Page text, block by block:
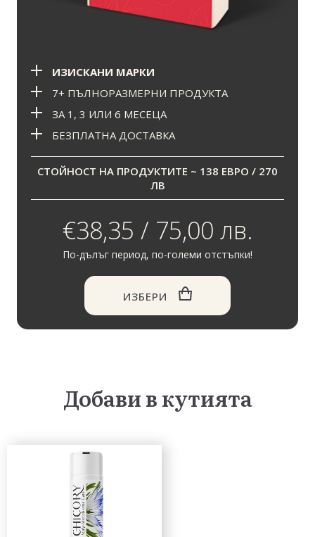
ИЗИСКАНИ МАРКИ
7+ ПЪЛНОРАЗМЕРНИ ПРОДУКТА
ЗА 1, 3 ИЛИ 6 МЕСЕЦА
БЕЗПЛАТНА ДОСТАВКА
СТОЙНОСТ НА ПРОДУКТИТЕ ~ 138 ЕВРО / 270
ЛВ
€38,35 / 75,00 лв.
По-дълъг период, по-големи отстъпки!
ИЗБЕРИ
Добави в кутията